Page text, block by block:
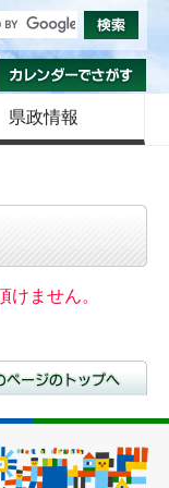
織でさがす
県政情報
ません。
に戻る